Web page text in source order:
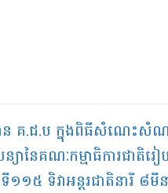
ធាន​ គ.ជ.ប ក្នុងពិធីសំណេះសំ
យានៃគណៈកម្មាធិការជាតិរៀ
១៥ ទិវាអន្តរជាតិនារី ៨មីន